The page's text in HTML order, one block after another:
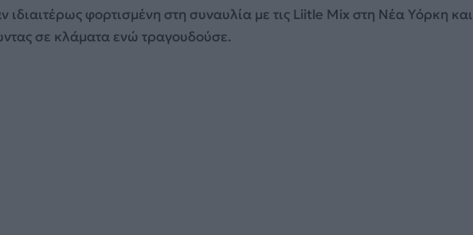
φορτισμένη στη συναυλία με τις Liitle Mix στη Νέα Υόρκη και
σε κλάματα ενώ τραγουδούσε.